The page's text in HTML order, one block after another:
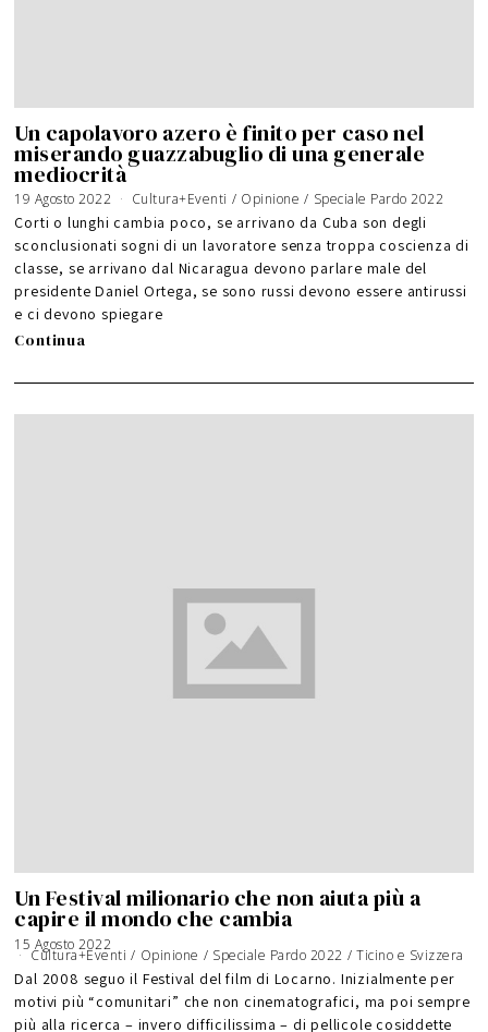
Un capolavoro azero è finito per caso nel
miserando guazzabuglio di una generale
mediocrità
19 Agosto 2022 Cultura+Eventi / Opinione / Speciale Pardo 2022
Corti o lunghi cambia poco, se arrivano da Cuba son degli
sconclusionati sogni di un lavoratore senza troppa coscienza di
classe, se arrivano dal Nicaragua devono parlare male del
presidente Daniel Ortega, se sono russi devono essere antirussi
e ci devono spiegare
Continua
Un Festival milionario che non aiuta più a
capire il mondo che cambia
15 Agosto 2022
9
A
g
o
t
o
2
Cultura+Eventi / Opinione / Speciale Pardo 2022 / Ticino e Svizzera
Dal 2008 seguo il Festival del film di Locarno. Inizialmente per
motivi più “comunitari” che non cinematografici, ma poi sempre
più alla ricerca – invero difficilissima – di pellicole cosiddette